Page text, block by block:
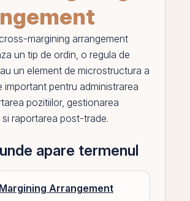
margining arrangement
un tip de ordin, o regula de
un element de microstructura a
important pentru administrarea
pozitiilor, gestionarea
raportarea post-trade.
apare termenul
Arrangement